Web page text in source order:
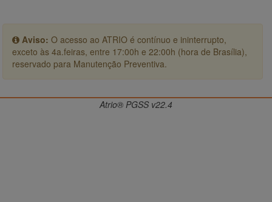
Aviso: O acesso ao ATRIO é contínuo e ininterrupto,
exceto às 4a.feiras, entre 17:00h e 22:00h (hora de Brasília),
reservado para Manutenção Preventiva.
Atrio® PGSS v22.4